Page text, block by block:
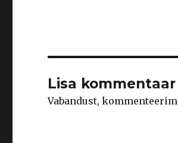
Lisa kommentaar
Vabandust,